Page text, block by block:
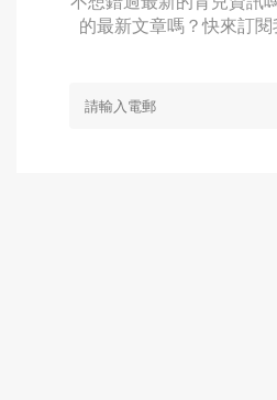
的最新文章嗎？快來訂閱